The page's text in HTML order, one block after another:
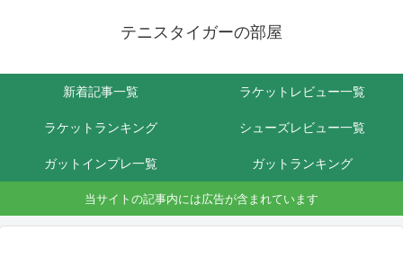
テニスタイガーの部屋
新着記事一覧 ラケットレビュー一覧
ラケットランキング シューズレビュー一覧
ガットインプレ一覧 ガットランキング
当サイトの記事内には広告が含まれています